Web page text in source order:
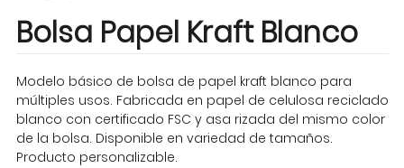
Bolsa Papel Kraft Blanco
Modelo básico de bolsa de papel kraft blanco para
múltiples usos. Fabricada en papel de celulosa reciclado
blanco con certificado FSC y asa rizada del mismo color
de la bolsa. Disponible en variedad de tamaños.
Producto personalizable.